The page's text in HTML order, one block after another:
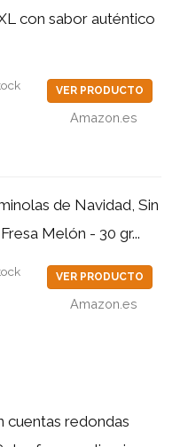
con sabor auténtico
VER PRODUCTO
Amazon.es
de Navidad, Sin
Melón - 30 gr...
VER PRODUCTO
Amazon.es
cuentas redondas